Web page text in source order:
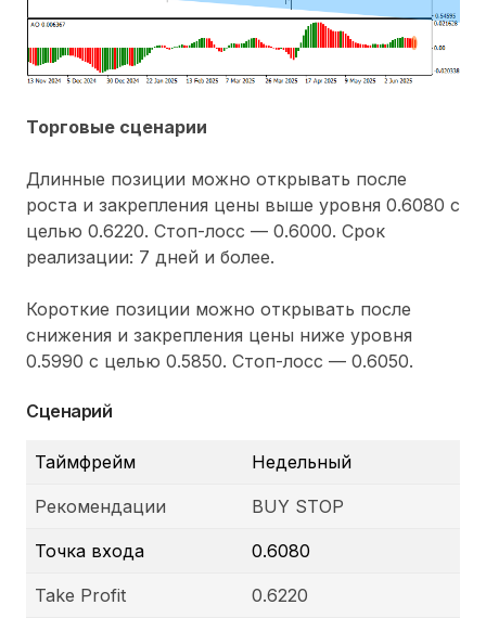
Торговые сценарии
Длинные позиции можно открывать после
роста и закрепления цены выше уровня 0.6080 с
целью 0.6220. Стоп-лосс — 0.6000. Срок
реализации: 7 дней и более.
Короткие позиции можно открывать после
снижения и закрепления цены ниже уровня
0.5990 с целью 0.5850. Стоп-лосс — 0.6050.
Сценарий
Таймфрейм Недельный
Рекомендации BUY STOP
Точка входа 0.6080
Take Profit 0.6220